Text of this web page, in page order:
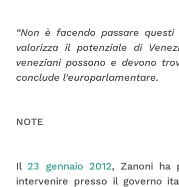
“Non è facendo passare
valorizza il potenziale di
veneziani possono e devono
conclude l’europarlamentare.
NOTE
Il 23 gennaio 2012, Zanoni ha
intervenire presso il governo